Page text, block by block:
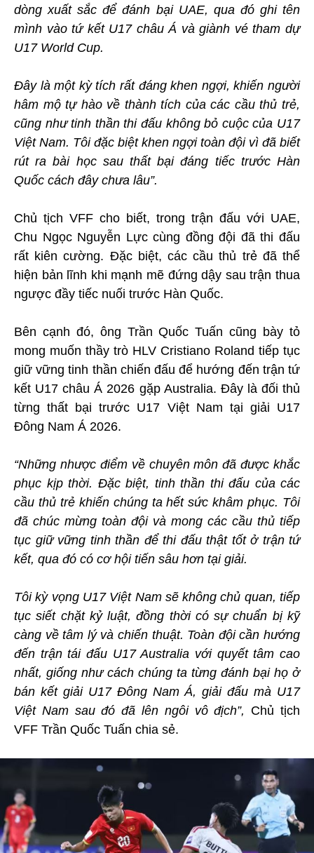
dòng xuất sắc để đánh bại UAE, qua đó ghi tên
mình vào tứ kết U17 châu Á và giành vé tham dự
U17 World Cup.
Đây là một kỳ tích rất đáng khen ngợi, khiến người
hâm mộ tự hào về thành tích của các cầu thủ trẻ,
cũng như tinh thần thi đấu không bỏ cuộc của U17
Việt Nam. Tôi đặc biệt khen ngợi toàn đội vì đã biết
rút ra bài học sau thất bại đáng tiếc trước Hàn
Quốc cách đây chưa lâu”.
Chủ tịch VFF cho biết, trong trận đấu với UAE,
Chu Ngọc Nguyễn Lực cùng đồng đội đã thi đấu
rất kiên cường. Đặc biệt, các cầu thủ trẻ đã thể
hiện bản lĩnh khi mạnh mẽ đứng dậy sau trận thua
ngược đầy tiếc nuối trước Hàn Quốc.
Bên cạnh đó, ông Trần Quốc Tuấn cũng bày tỏ
mong muốn thầy trò HLV Cristiano Roland tiếp tục
giữ vững tinh thần chiến đấu để hướng đến trận tứ
kết U17 châu Á 2026 gặp Australia. Đây là đối thủ
từng thất bại trước U17 Việt Nam tại giải U17
Đông Nam Á 2026.
“Những nhược điểm về chuyên môn đã được khắc
phục kịp thời. Đặc biệt, tinh thần thi đấu của các
cầu thủ trẻ khiến chúng ta hết sức khâm phục. Tôi
đã chúc mừng toàn đội và mong các cầu thủ tiếp
tục giữ vững tinh thần để thi đấu thật tốt ở trận tứ
kết, qua đó có cơ hội tiến sâu hơn tại giải.
Tôi kỳ vọng U17 Việt Nam sẽ không chủ quan, tiếp
tục siết chặt kỷ luật, đồng thời có sự chuẩn bị kỹ
càng về tâm lý và chiến thuật. Toàn đội cần hướng
đến trận tái đấu U17 Australia với quyết tâm cao
nhất, giống như cách chúng ta từng đánh bại họ ở
bán kết giải U17 Đông Nam Á, giải đấu mà U17
Việt Nam sau đó đã lên ngôi vô địch”, Chủ tịch
VFF Trần Quốc Tuấn chia sẻ.